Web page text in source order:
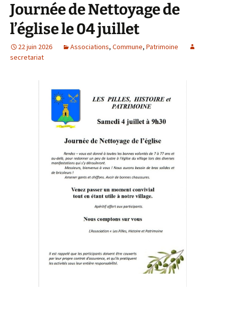
Journée de Nettoyage de
l’église le 04 juillet
22 juin 2026 Associations, Commune, Patrimoine
secretariat